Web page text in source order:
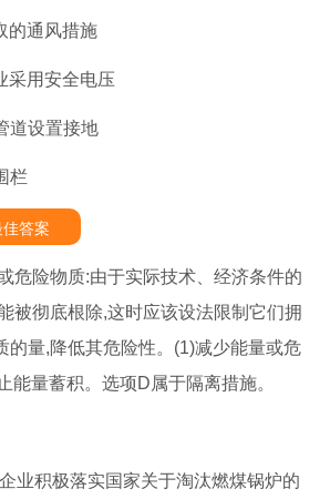
的通风措施
采用安全电压
道设置接地
栏
答案
危险物质:由于实际技术、经济条件的
被彻底根除,这时应该设法限制它们拥
的量,降低其危险性。(1)减少能量或危
能量蓄积。选项D属于隔离措施。
业积极落实国家关于淘汰燃煤锅炉的